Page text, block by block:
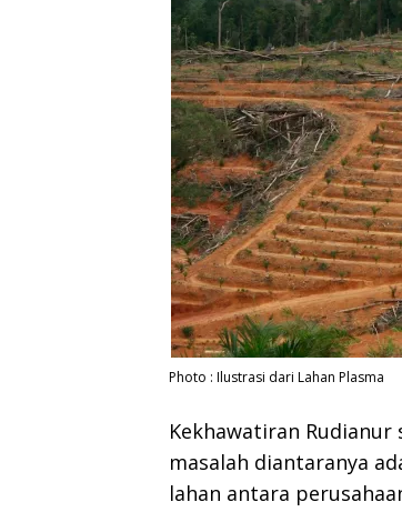
Photo : Ilustrasi dari Lahan Plasma
Kekhawatiran
masalah diantaranya
lahan antara